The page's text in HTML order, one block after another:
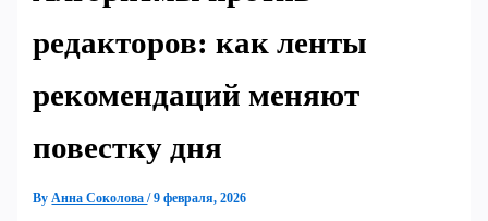
редакторов: как ленты
рекомендаций меняют
повестку дня
ByАнна Соколова/9 февраля, 2026